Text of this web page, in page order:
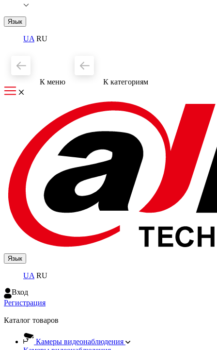
Язык
UA RU
К меню К категориям
Язык
UA RU
Вход
Регистрация
Каталог товаров
Камеры видеонаблюдения